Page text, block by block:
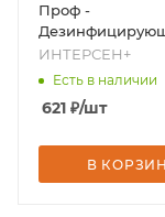
Проф -
средство, 1000
бренд -
ИНТЕРСЕН+
Есть в наличии
621 ₽/шт
В